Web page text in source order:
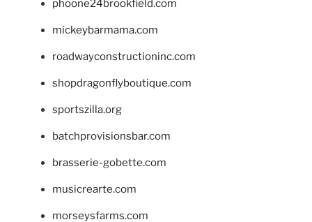
phoone24brookfield.com
mickeybarmama.com
roadwayconstructioninc.com
shopdragonflyboutique.com
sportszilla.org
batchprovisionsbar.com
brasserie-gobette.com
musicrearte.com
morseysfarms.com